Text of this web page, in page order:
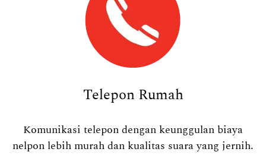
Telepon Rumah
Komunikasi telepon dengan keunggulan biaya
nelpon lebih murah dan kualitas suara yang jernih.